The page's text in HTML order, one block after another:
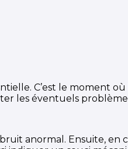
C’est le moment
les éventuels
anormal. Ensuite, en